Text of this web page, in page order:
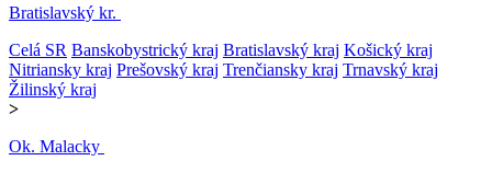
Bratislavský kr.
Celá SR Banskobystrický kraj Bratislavský kraj Košický kraj
Nitriansky kraj Prešovský kraj Trenčiansky kraj Trnavský kraj
Žilinský kraj
>
Ok. Malacky